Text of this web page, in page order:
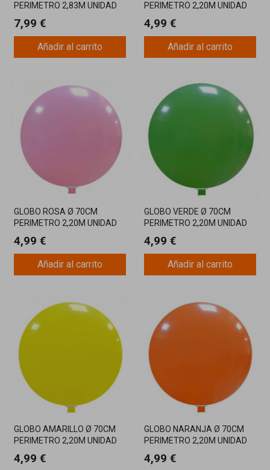
PERIMETRO 2,83M UNIDAD
7,99 €
Añadir al carrito
PERIMETRO 2,20M UNIDAD
4,99 €
Añadir al carrito
GLOBO ROSA Ø 70CM
PERIMETRO 2,20M UNIDAD
4,99 €
Añadir al carrito
GLOBO VERDE Ø 70CM
PERIMETRO 2,20M UNIDAD
4,99 €
Añadir al carrito
GLOBO AMARILLO Ø 70CM
PERIMETRO 2,20M UNIDAD
4,99 €
GLOBO NARANJA Ø 70CM
PERIMETRO 2,20M UNIDAD
4,99 €